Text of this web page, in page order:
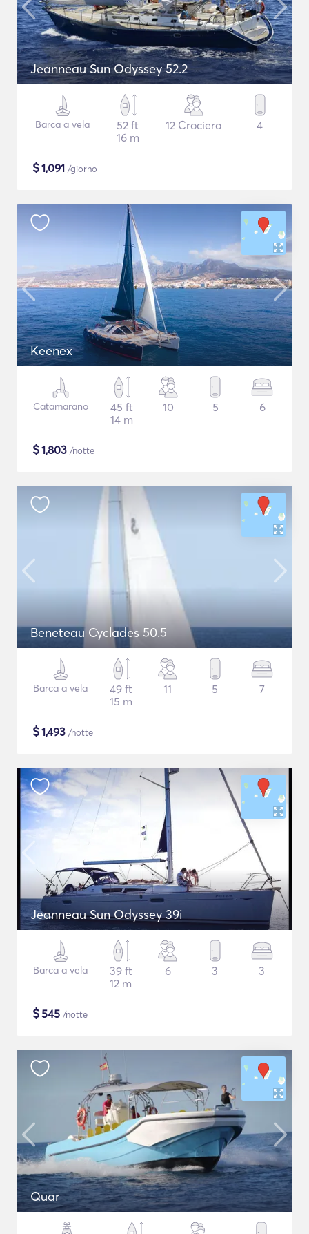
Jeanneau Sun Odyssey 52.2
Barca a vela
52 ft
16 m
12 Crociera 4
$1,091 /giorno
Keenex
Catamarano
45 ft
14 m
10 5 6
$1,803 /notte
Beneteau Cyclades 50.5
Barca a vela
49 ft
15 m
11 5 7
$1,493 /notte
Jeanneau Sun Odyssey 39i
Barca a vela
39 ft
12 m
6 3 3
$545 /notte
Quar